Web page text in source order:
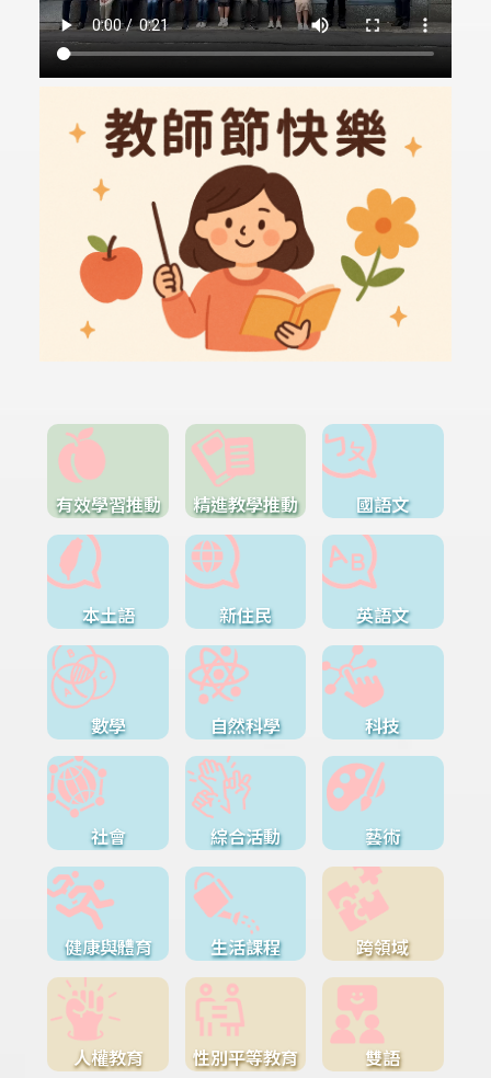
有效學習推動 精進教學推動 國語文
本土語 新住民 英語文
數學 自然科學 科技
社會 綜合活動 藝術
健康與體育 生活課程 跨領域
人權教育 性別平等教育 雙語